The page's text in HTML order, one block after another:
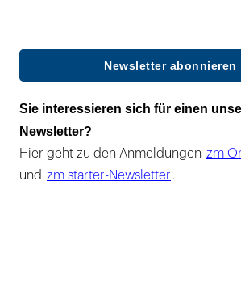
Newsletter abonnieren
Sie interessieren sich für einen
Newsletter?
Hier geht zu den Anmeldungen zm
und zm starter-Newsletter .